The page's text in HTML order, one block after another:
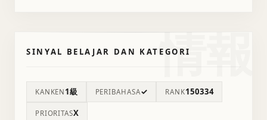
情報
SINYAL BELAJAR DAN KATEGORI
KANKEN 1級 PERIBAHASA✓ RANK150334
PRIORITASX